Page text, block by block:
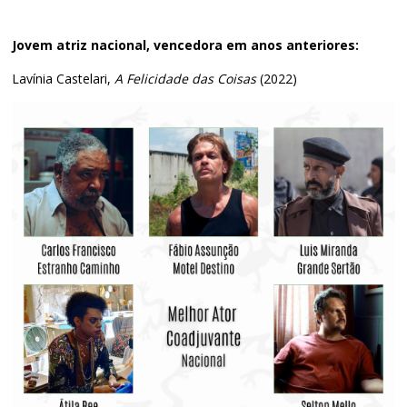
Jovem atriz nacional, vencedora em anos anteriores:
Lavínia Castelari,A Felicidade das Coisas(2022)